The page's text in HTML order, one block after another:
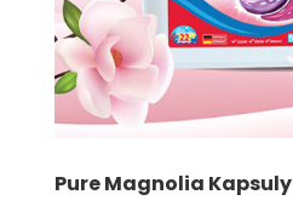
Pure Magnolia Kapsuly